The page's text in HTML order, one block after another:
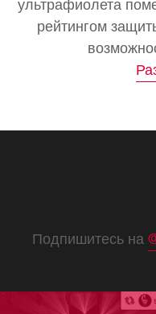
ультрафиолета
рейтингом
Подпишитесь на